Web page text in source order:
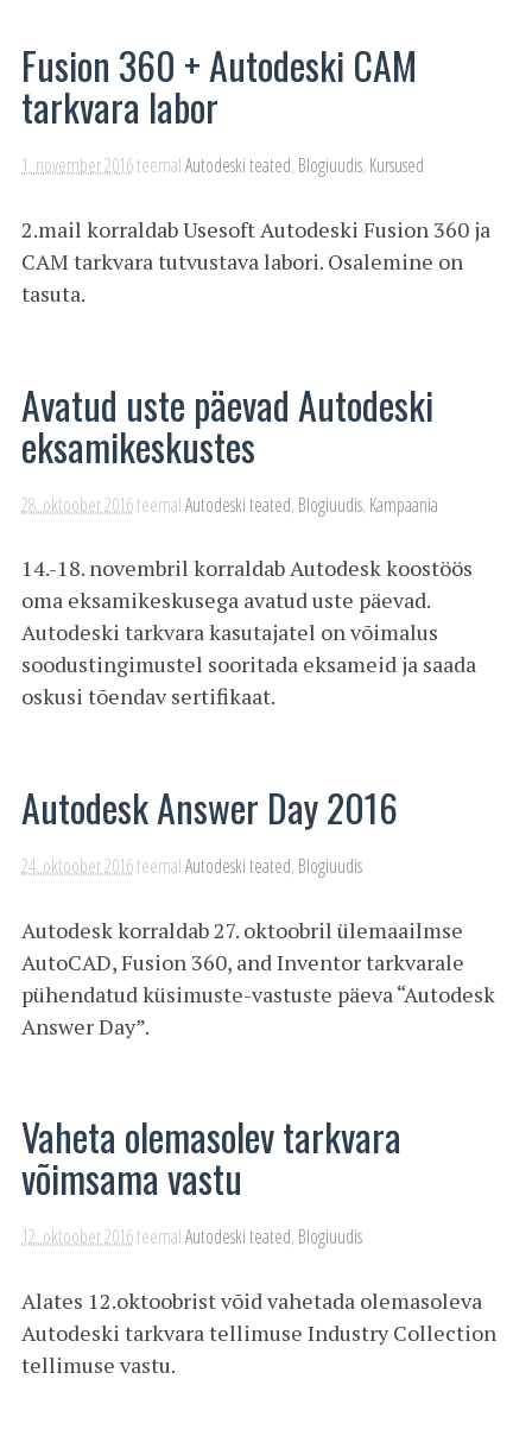
Fusion 360 + Autodeski CAM
tarkvara labor
1. november 2016teemalAutodeski teated, Blogiuudis, Kursused
2.mail korraldab Usesoft Autodeski Fusion 360 ja
CAM tarkvara tutvustava labori. Osalemine on
tasuta.
Avatud uste päevad Autodeski
eksamikeskustes
28. oktoober 2016teemalAutodeski teated, Blogiuudis, Kampaania
14.-18. novembril korraldab Autodesk koostöös
oma eksamikeskusega avatud uste päevad.
Autodeski tarkvara kasutajatel on võimalus
soodustingimustel sooritada eksameid ja saada
oskusi tõendav sertifikaat.
Autodesk Answer Day 2016
24. oktoober 2016teemalAutodeski teated, Blogiuudis
Autodesk korraldab 27. oktoobril ülemaailmse
AutoCAD, Fusion 360, and Inventor tarkvarale
pühendatud küsimuste-vastuste päeva “Autodesk
Answer Day”.
Vaheta olemasolev tarkvara
võimsama vastu
12. oktoober 2016teemalAutodeski teated, Blogiuudis
Alates 12.oktoobrist võid vahetada olemasoleva
Autodeski tarkvara tellimuse Industry Collection
tellimuse vastu.